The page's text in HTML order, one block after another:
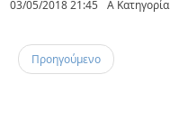
03/05/2018 21:45 Α Κατηγορία
Προηγούμενο